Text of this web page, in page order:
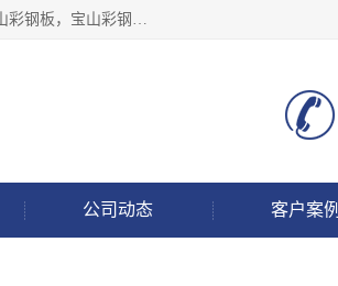
上海轩本实业有限公司于2017年注册地位于上海市宝山区，主要经营产品有：宝山彩钢卷，宝山镀铝锌，宝山彩钢板，宝山彩钢瓦等产品的生产和销售。
公司动态 客户案例